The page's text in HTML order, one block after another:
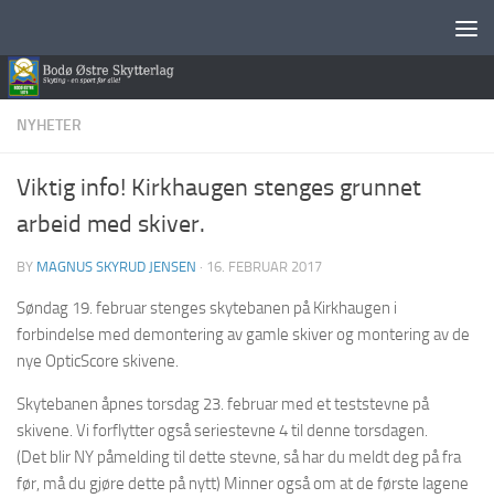
NYHETER
Viktig info! Kirkhaugen stenges grunnet
arbeid med skiver.
BY MAGNUS SKYRUD JENSEN · 16. FEBRUAR 2017
Søndag 19. februar stenges skytebanen på Kirkhaugen i
forbindelse med demontering av gamle skiver og montering av de
nye OpticScore skivene.
Skytebanen åpnes torsdag 23. februar med et teststevne på
skivene. Vi forflytter også seriestevne 4 til denne torsdagen.
(Det blir NY påmelding til dette stevne, så har du meldt deg på fra
før, må du gjøre dette på nytt) Minner også om at de første lagene